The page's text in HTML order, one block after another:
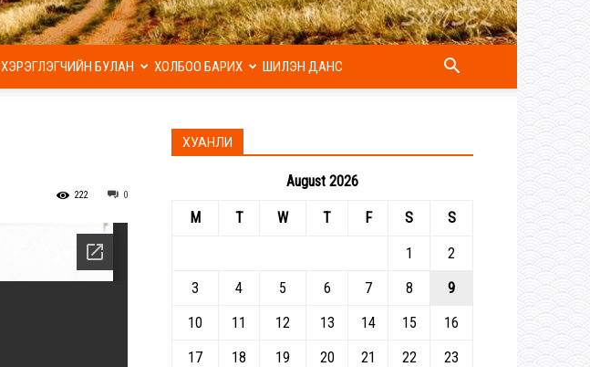
ХЭРЭГЛЭГЧИЙН БУЛАН ХОЛБОО БАРИХ ШИЛЭН ДАНС
0
222
ХУАНЛИ
August 2026
M T W T F S S
1
2
3
4 5 6 7 8
9
10
11 12 13 14 15
16
17
18 19 20 21 22
23